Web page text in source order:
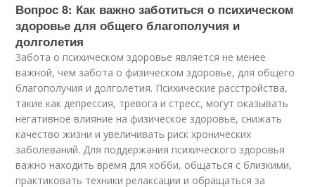
Вопрос 8: Как важно заботиться о психическом
здоровье для общего благополучия и
долголетия
Забота о психическом здоровье является не менее
важной, чем забота о физическом здоровье, для общего
благополучия и долголетия. Психические расстройства,
такие как депрессия, тревога и стресс, могут оказывать
негативное влияние на физическое здоровье, снижать
качество жизни и увеличивать риск хронических
заболеваний. Для поддержания психического здоровья
важно находить время для хобби, общаться с близкими,
практиковать техники релаксации и обращаться за